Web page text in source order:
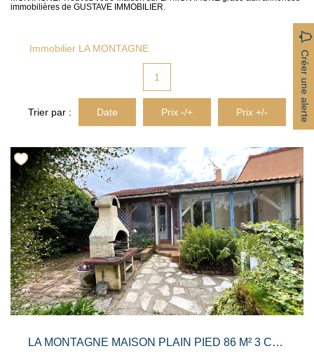
Nous Rejoindre
CONTACT
immobilières de GUSTAVE IMMOBILIER.
Immobilier LA MONTAGNE
Créer une alerte
1
Trier par : Date Prix -/+ Prix +/-
LA MONTAGNE MAISON PLAIN PIED 86 M² 3 CHAMBRES